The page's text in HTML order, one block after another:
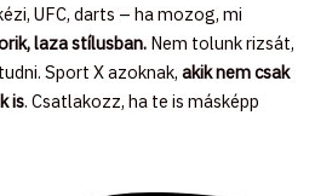
UFC, darts – ha mozog, mi
laza stílusban. Nem tolunk rizsát,
Sport X azoknak, akik nem csak
is. Csatlakozz, ha te is másképp